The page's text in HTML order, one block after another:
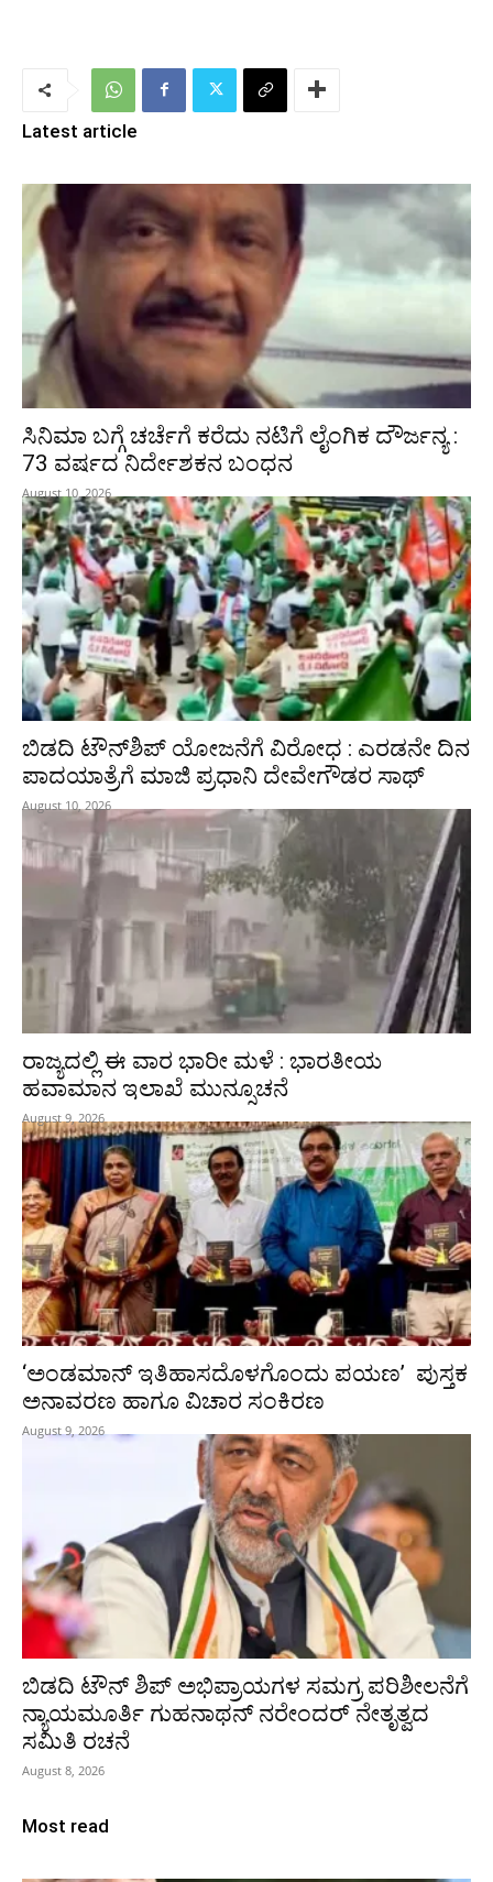
Latest article
ಸಿನಿಮಾ ಬಗ್ಗೆ ಚರ್ಚೆಗೆ ಕರೆದು ನಟಿಗೆ ಲೈಂಗಿಕ ದೌರ್ಜನ್ಯ :
73 ವರ್ಷದ ನಿರ್ದೇಶಕನ ಬಂಧನ
August 10, 2026
ಬಿಡದಿ ಟೌನ್‌ಶಿಪ್‌ ಯೋಜನೆಗೆ ವಿರೋಧ : ಎರಡನೇ ದಿನ
ಪಾದಯಾತ್ರೆಗೆ ಮಾಜಿ ಪ್ರಧಾನಿ ದೇವೇಗೌಡರ ಸಾಥ್‌
August 10, 2026
ರಾಜ್ಯದಲ್ಲಿ ಈ ವಾರ ಭಾರೀ ಮಳೆ : ಭಾರತೀಯ
ಹವಾಮಾನ ಇಲಾಖೆ ಮುನ್ಸೂಚನೆ
August 9, 2026
‘ಅಂಡಮಾನ್ ಇತಿಹಾಸದೊಳಗೊಂದು ಪಯಣ’ ಪುಸ್ತಕ
ಅನಾವರಣ ಹಾಗೂ ವಿಚಾರ ಸಂಕಿರಣ
August 9, 2026
ಬಿಡದಿ ಟೌನ್ ಶಿಪ್ ಅಭಿಪ್ರಾಯಗಳ ಸಮಗ್ರ ಪರಿಶೀಲನೆಗೆ
ನ್ಯಾಯಮೂರ್ತಿ ಗುಹನಾಥನ್ ನರೇಂದರ್ ನೇತೃತ್ವದ
ಸಮಿತಿ ರಚನೆ
August 8, 2026
Most read